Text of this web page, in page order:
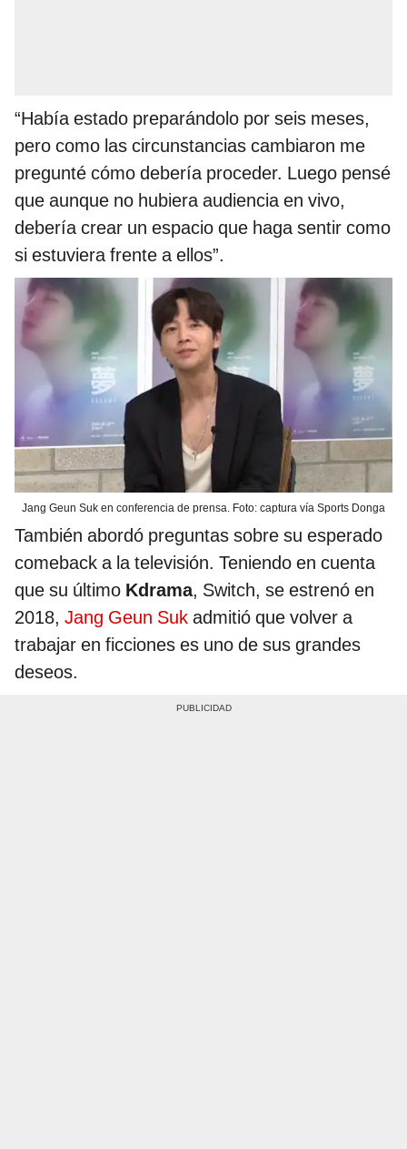
“Había estado preparándolo por seis meses,
pero como las circunstancias cambiaron me
pregunté cómo debería proceder. Luego pensé
que aunque no hubiera audiencia en vivo,
debería crear un espacio que haga sentir como
si estuviera frente a ellos”.
Jang Geun Suk en conferencia de prensa. Foto: captura vía Sports Donga
También abordó preguntas sobre su esperado
comeback a la televisión. Teniendo en cuenta
que su último Kdrama, Switch, se estrenó en
2018, Jang Geun Suk admitió que volver a
trabajar en ficciones es uno de sus grandes
deseos.